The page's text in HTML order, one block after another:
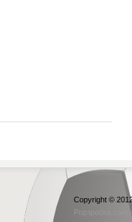
Copyright ©
Рорзробка